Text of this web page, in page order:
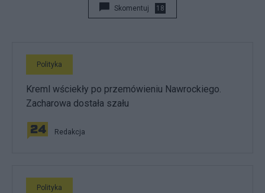
Skomentuj 18
Polityka
Kreml wściekły po przemówieniu Nawrockiego.
Zacharowa dostała szału
Redakcja
Polityka